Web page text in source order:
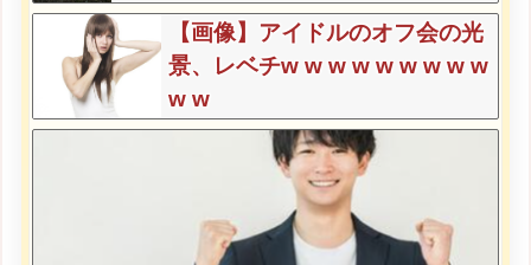
【画像】アイドルのオフ会の光
景、レベチw w w w w w w w w
w w